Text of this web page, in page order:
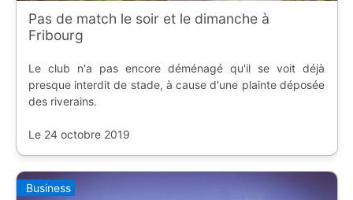
Pas de match le soir et le dimanche à
Fribourg
Le club n'a pas encore déménagé qu'il se voit déjà
presque interdit de stade, à cause d'une plainte déposée
des riverains.
Le 24 octobre 2019
Business